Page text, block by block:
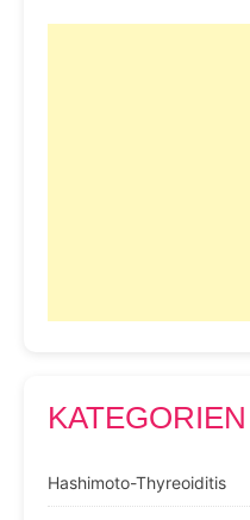
KATEGORIEN
Hashimoto-Thyreoiditis